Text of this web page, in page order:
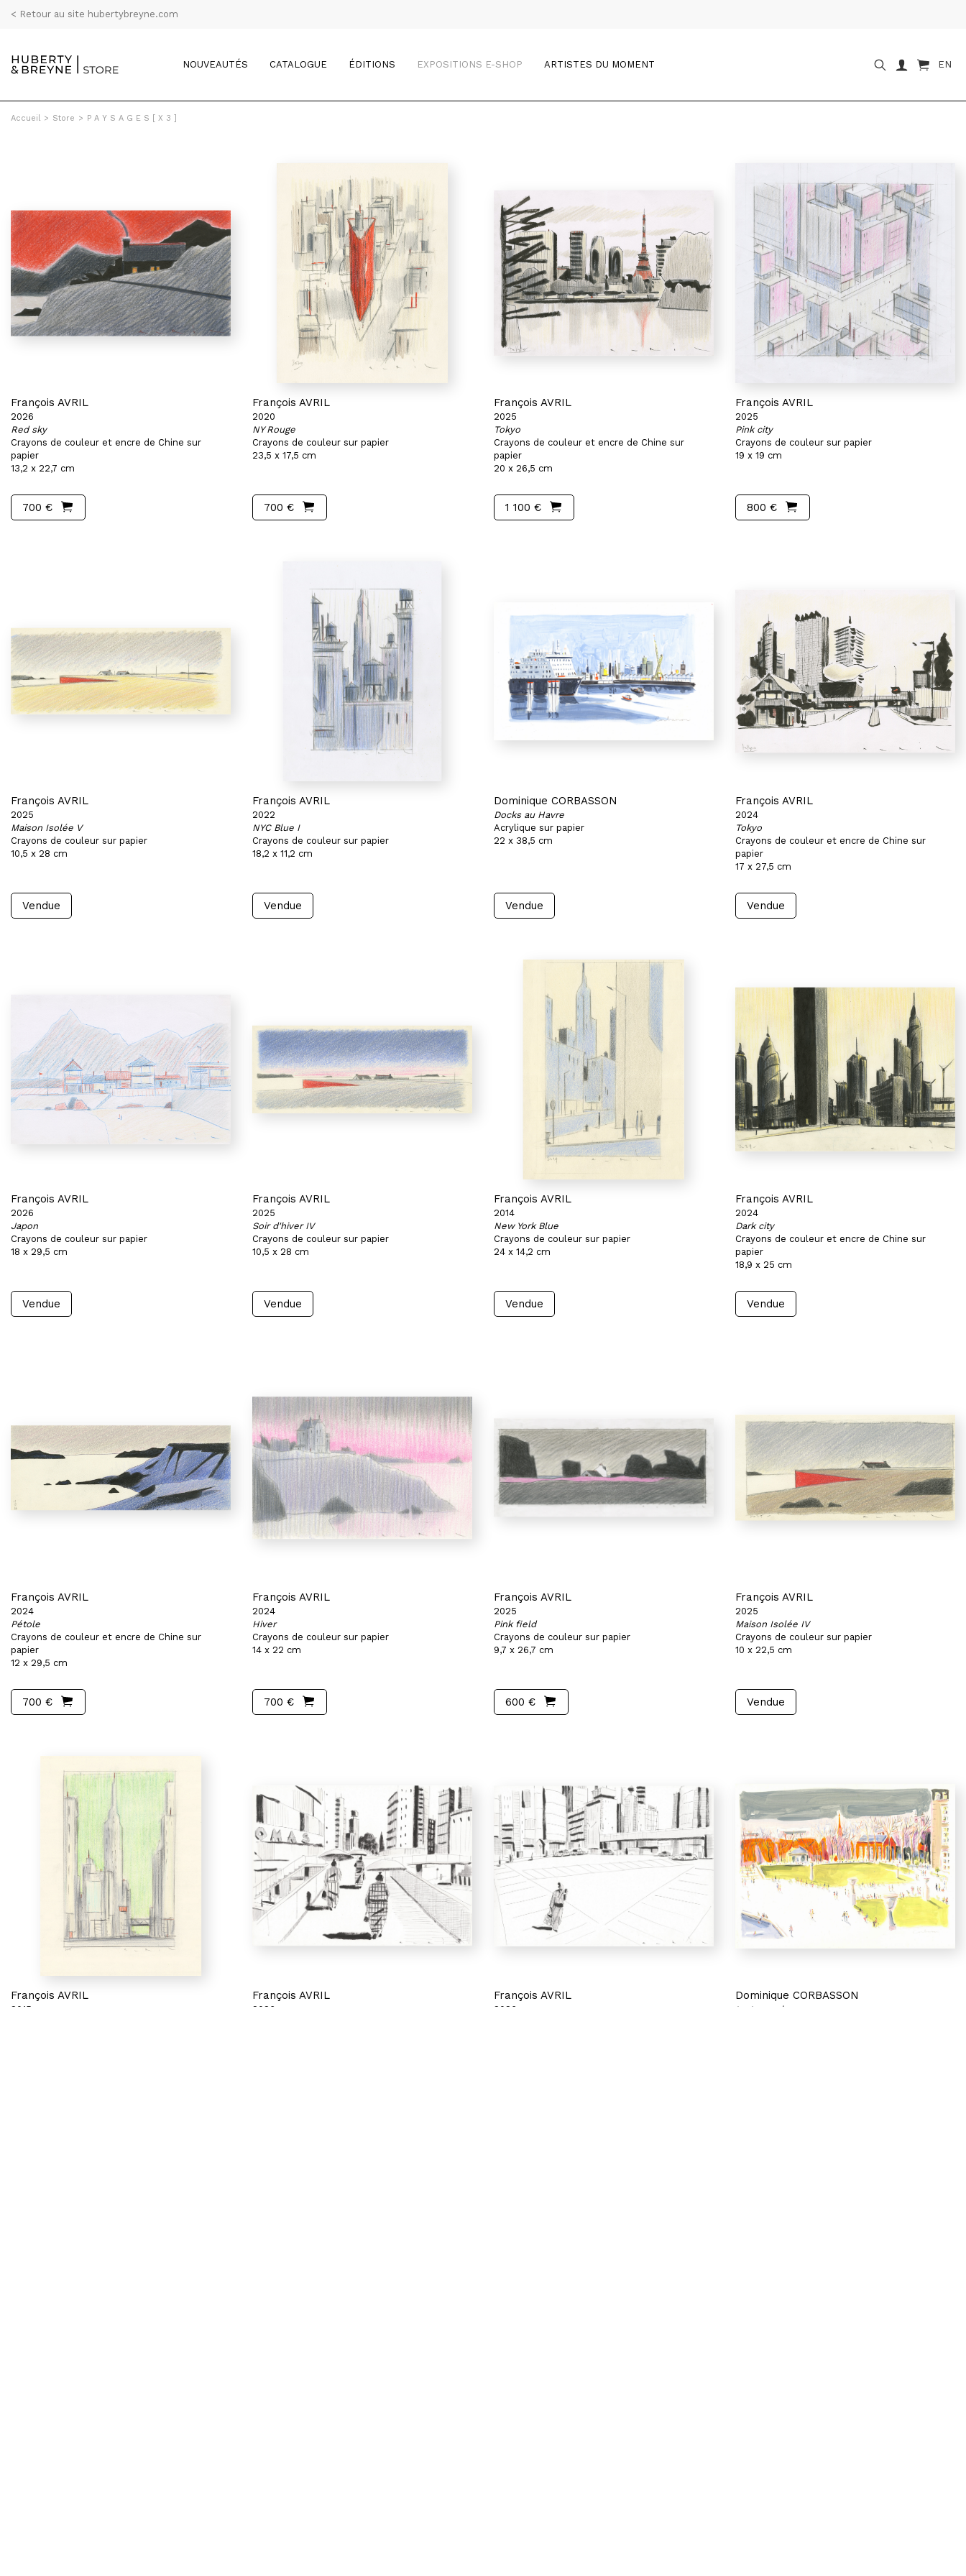
< Retour au site hubertybreyne.com
NOUVEAUTÉS CATALOGUE ÉDITIONS EXPOSITIONS E-SHOP ARTISTES DU MOMENT EN
Accueil > Store > P A Y S A G E S [ X 3 ]
François AVRIL
2026
Red sky
Crayons de couleur et encre de Chine sur
papier
13,2 x 22,7 cm
700 €
François AVRIL
2020
NY Rouge
Crayons de couleur sur papier
23,5 x 17,5 cm
700 €
François AVRIL
2025
Tokyo
Crayons de couleur et encre de Chine sur
papier
20 x 26,5 cm
1 100 €
François AVRIL
2025
Pink city
Crayons de couleur sur papier
19 x 19 cm
800 €
François AVRIL
2025
Maison Isolée V
Crayons de couleur sur papier
10,5 x 28 cm
Vendue
François AVRIL
2022
NYC Blue I
Crayons de couleur sur papier
18,2 x 11,2 cm
Vendue
Dominique CORBASSON
Docks au Havre
Acrylique sur papier
22 x 38,5 cm
Vendue
François AVRIL
2024
Tokyo
Crayons de couleur et encre de Chine sur
papier
17 x 27,5 cm
Vendue
François AVRIL
2026
Japon
Crayons de couleur sur papier
18 x 29,5 cm
Vendue
François AVRIL
2025
Soir d'hiver IV
Crayons de couleur sur papier
10,5 x 28 cm
Vendue
François AVRIL
2014
New York Blue
Crayons de couleur sur papier
24 x 14,2 cm
Vendue
François AVRIL
2024
Dark city
Crayons de couleur et encre de Chine sur
papier
18,9 x 25 cm
Vendue
François AVRIL
2024
Pétole
Crayons de couleur et encre de Chine sur
papier
12 x 29,5 cm
700 €
François AVRIL
2024
Hiver
Crayons de couleur sur papier
14 x 22 cm
700 €
François AVRIL
2025
Pink field
Crayons de couleur sur papier
9,7 x 26,7 cm
600 €
François AVRIL
2025
Maison Isolée IV
Crayons de couleur sur papier
10 x 22,5 cm
Vendue
François AVRIL
2015
François AVRIL
2026
François AVRIL
2026
Dominique CORBASSON
Le Luxembourg